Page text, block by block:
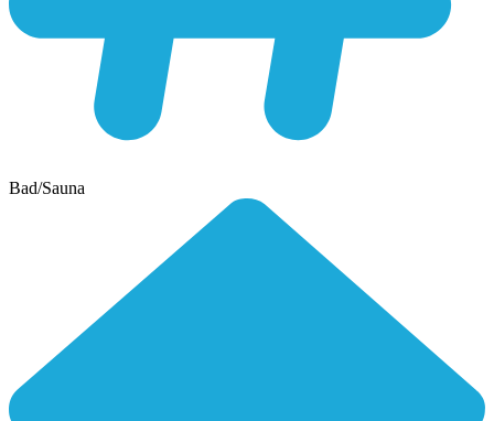
Bad/Sauna